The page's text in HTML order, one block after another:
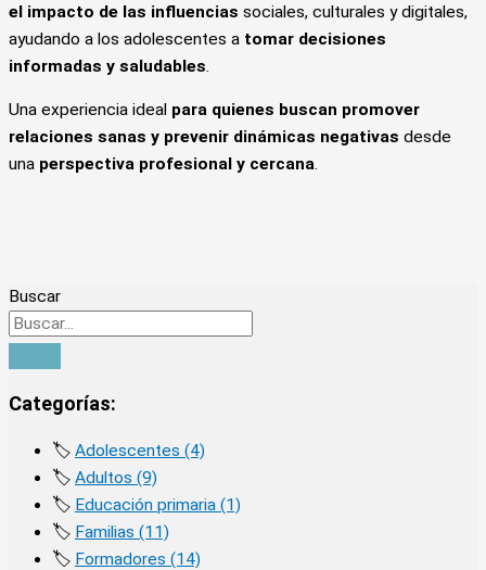
el impacto de las influencias sociales, culturales y digitales,
ayudando a los adolescentes a tomar decisiones
informadas y saludables.
Una experiencia ideal para quienes buscan promover
relaciones sanas y prevenir dinámicas negativas desde
una perspectiva profesional y cercana.
Buscar
Categorías:
🏷️ Adolescentes (4)
🏷️ Adultos (9)
🏷️ Educación primaria (1)
🏷️ Familias (11)
🏷️ Formadores (14)